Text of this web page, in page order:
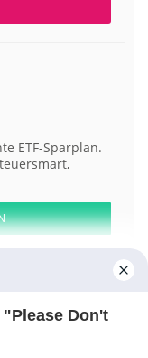
ETF-Sparplan.
100
Nikkei 225
"Please Don't